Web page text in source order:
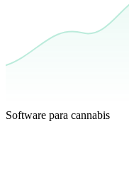
Software para cannabis